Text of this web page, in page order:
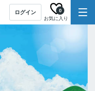
ログイン
お気に入り
0